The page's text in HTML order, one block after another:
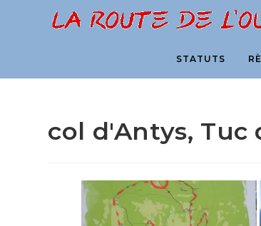
STATUTS
col d'Antys, Tuc